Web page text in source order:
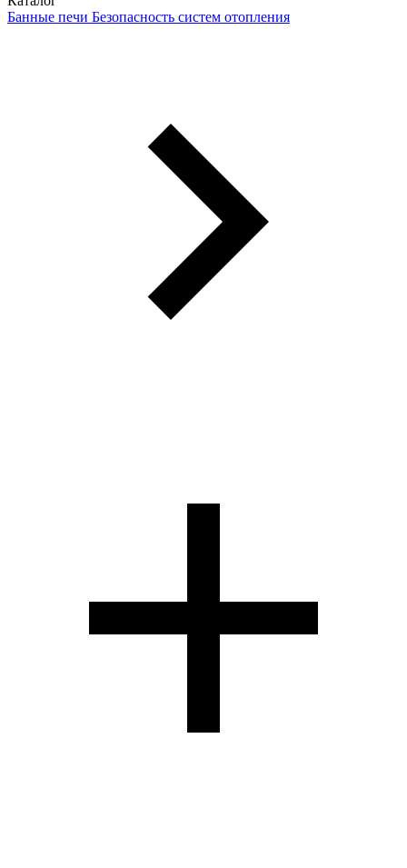
Банные печи Безопасность систем отопления